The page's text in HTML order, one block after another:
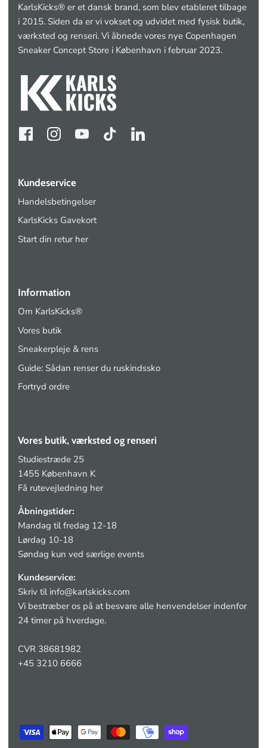
KarlsKicks® er et dansk brand, som blev etableret tilbage
i 2015. Siden da er vi vokset og udvidet med fysisk butik,
værksted og renseri. Vi åbnede vores nye Copenhagen
Sneaker Concept Store i København i februar 2023.
Kundeservice
Handelsbetingelser
KarlsKicks Gavekort
Start din retur her
Information
Om KarlsKicks®
Vores butik
Sneakerpleje & rens
Guide: Sådan renser du ruskindssko
Fortryd ordre
Vores butik, værksted og renseri
Studiestræde 25
1455 København K
Få rutevejledning her
Åbningstider:
Mandag til fredag 12-18
Lørdag 10-18
Søndag kun ved særlige events
Kundeservice:
Skriv til info@karlskicks.com
Vi bestræber os på at besvare alle henvendelser indenfor
24 timer på hverdage.
CVR 38681982
+45 3210 6666